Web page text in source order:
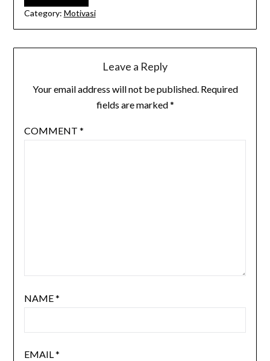
Category: Motivasi
Leave a Reply
Your email address will not be published. Required
fields are marked*
COMMENT *
NAME*
EMAIL*